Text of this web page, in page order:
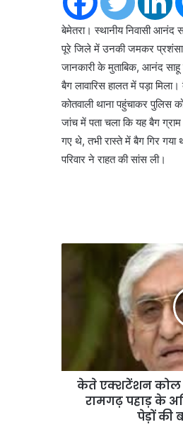
बेमेतरा। स्थानीय निवासी
पूरे जिले में उनकी जमकर प्रशंसा
जानकारी के मुताबिक, आनंद
बैग लावारिस हालत में पड़ा
कोतवाली थाना पहुंचाकर पुलिस
जांच में पता चला कि यह बैग ग्राम
गए थे, तभी रास्ते में बैग गिर
परिवार ने राहत की सांस ली।
केते एक्शटेंशन कोल
रामगढ़ पहाड़ के
पेड़ों की